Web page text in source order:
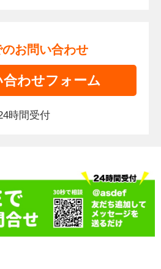
お問い合わせ
わせフォーム
時間受付